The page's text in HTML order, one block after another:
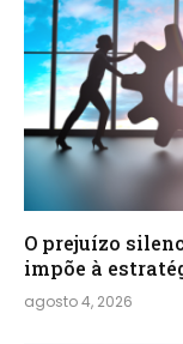
O prejuízo
impõe à
agosto 4, 2026